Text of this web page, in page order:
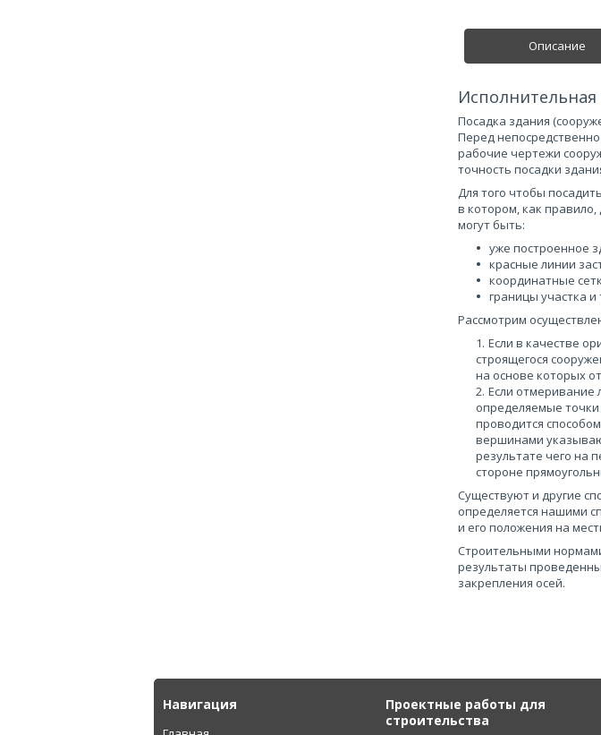
Описание
Исполнительная
Посадка здания
Перед
рабочие чертежи
точность посадки
Для того чтобы
в котором, как
могут быть:
уже построенное
красные линии
координатные
границы участка и
Рассмотрим
Если в качестве
строящегося
на основе которых
Если отмеривание
определяемые точки
проводится
вершинами
результате чего на
стороне
Существуют и другие
определяется нашими
и его положения на
Строительными
результаты
закрепления осей.
Навигация
Проектные работы для
строительства